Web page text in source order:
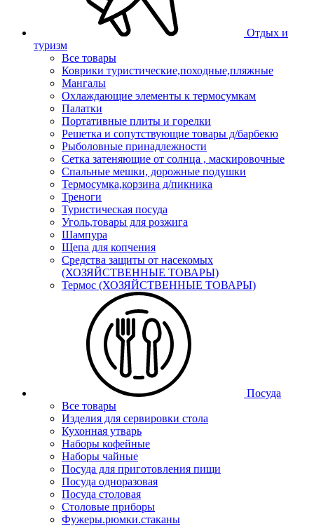
Отдых и
туризм
Все товары
Коврики туристические,походные,пляжные
Мангалы
Охлаждающие элементы к термосумкам
Палатки
Портативные плиты и горелки
Решетка и сопутствующие товары д/барбекю
Рыболовные принадлежности
Сетка затеняющие от солнца , маскировочные
Спальные мешки, дорожные подушки
Термосумка,корзина д/пикника
Треноги
Туристическая посуда
Уголь,товары для розжига
Шампура
Щепа для копчения
Средства защиты от насекомых
(ХОЗЯЙСТВЕННЫЕ ТОВАРЫ)
Термос (ХОЗЯЙСТВЕННЫЕ ТОВАРЫ)
Посуда
Все товары
Изделия для сервировки стола
Кухонная утварь
Наборы кофейные
Наборы чайные
Посуда для приготовления пищи
Посуда одноразовая
Посуда столовая
Столовые приборы
Фужеры.рюмки.стаканы